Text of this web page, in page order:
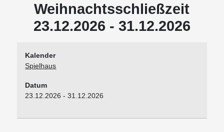
Weihnachtsschließzeit
23.12.2026 - 31.12.2026
Kalender
Spielhaus
Datum
23.12.2026 - 31.12.2026